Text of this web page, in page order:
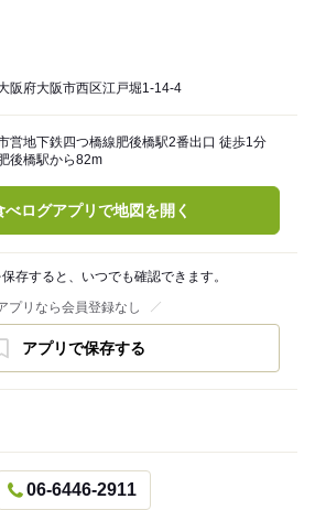
阪府大阪市西区江戸堀1-14-4
営地下鉄四つ橋線肥後橋駅2番出口 徒歩1分
後橋駅から82m
べログアプリで地図を開く
存すると、いつでも確認できます。
プリなら会員登録なし
アプリで保存する
06-6446-2911